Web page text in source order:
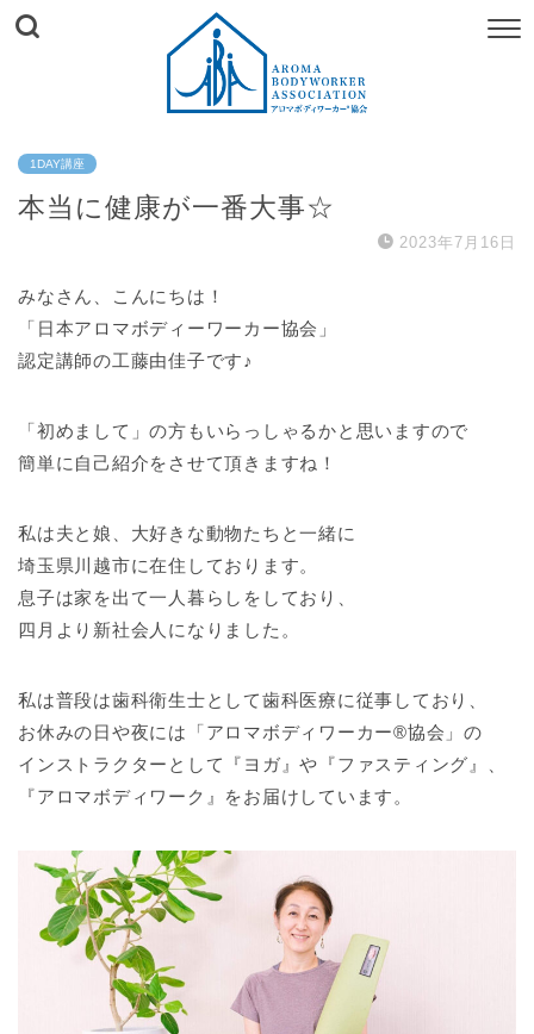
1DAY講座
本当に健康が一番大事☆
2023年7月16日
みなさん、こんにちは！
「日本アロマボディーワーカー協会」
認定講師の工藤由佳子です♪
「初めまして」の方もいらっしゃるかと思いますので
簡単に自己紹介をさせて頂きますね！
私は夫と娘、大好きな動物たちと一緒に
埼玉県川越市に在住しております。
息子は家を出て一人暮らしをしており、
四月より新社会人になりました。
私は普段は歯科衛生士として歯科医療に従事しており、
お休みの日や夜には「アロマボディワーカー®協会」の
インストラクターとして『ヨガ』や『ファスティング』、
『アロマボディワーク』をお届けしています。